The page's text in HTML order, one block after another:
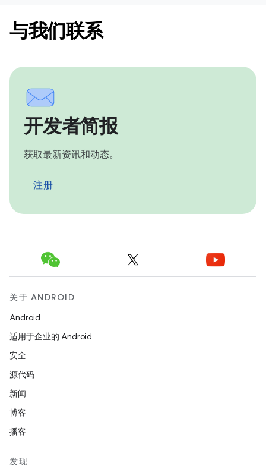
与我们联系
开发者简报
获取最新资讯和动态。
注册
关于 ANDROID
Android
适用于企业的 Android
安全
源代码
新闻
博客
播客
发现